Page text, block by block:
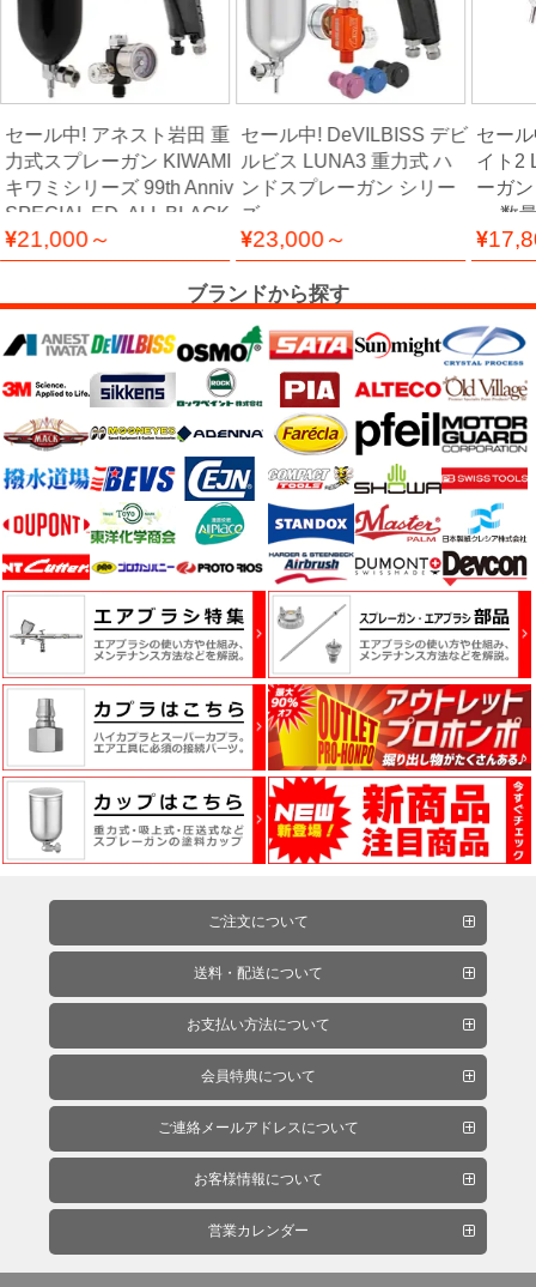
熱
機
器・
乾
機・
接
機
塗
装
関
連
機
器・
般
器・
照
明
計
器・
ス・
セール中! アネスト岩田 重
力式スプレーガン KIWAMI
キワミシリーズ 99th Anniv
SPECIAL ED. ALL BLACK
DESIGN
21,000～
セール中! DeVILBISS デビ
ルビス LUNA3 重力式 ハ
ンドスプレーガン シリー
ズ
23,000～
セー
イト2
ーガ
ー 数
ブランドから探す
ご注文について
送料・配送について
お支払い方法について
会員特典について
ご連絡メールアドレスについて
お客様情報について
営業カレンダー